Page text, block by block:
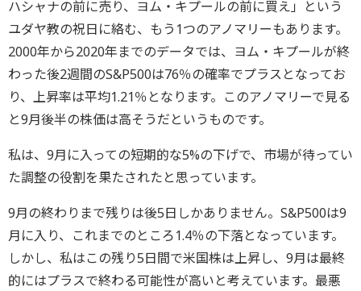
ハシャナの前に売り、ヨム・キプールの前に買え」という
ユダヤ教の祝日に絡む、もう1つのアノマリーもあります。
2000年から2020年までのデータでは、ヨム・キプールが終
わった後2週間のS&P500は76％の確率でプラスとなってお
り、上昇率は平均1.21％となります。このアノマリーで見る
と9月後半の株価は高そうだというものです。
私は、9月に入っての短期的な5%の下げで、市場が待ってい
た調整の役割を果たされたと思っています。
9月の終わりまで残りは後5日しかありません。S&P500は9
月に入り、これまでのところ1.4％の下落となっています。
しかし、私はこの残り5日間で米国株は上昇し、9月は最終
的にはプラスで終わる可能性が高いと考えています。最悪